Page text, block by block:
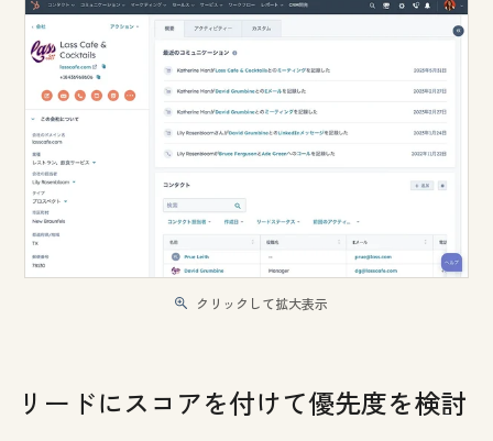
クリックして拡大表示
リードにスコアを付けて優先度を検討